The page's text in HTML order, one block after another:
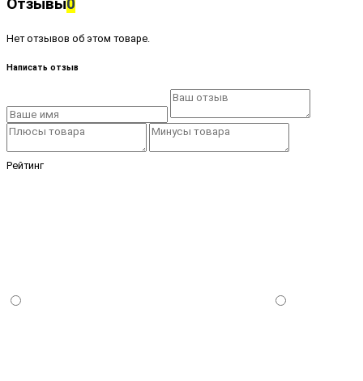
Нет отзывов об этом товаре.
Написать отзыв
Рейтинг